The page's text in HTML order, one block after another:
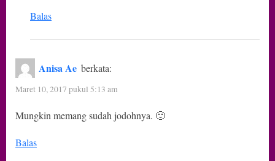
Balas
Anisa Ae berkata:
Maret 10, 2017 pukul 5:13 am
Mungkin memang sudah jodohnya. 🙂
Balas